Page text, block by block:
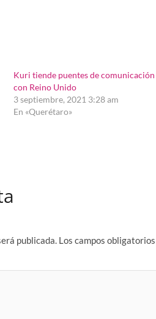
Kuri tiende puentes de comunicación
con Reino Unido
3 septiembre, 2021 3:28 am
En «Querétaro»
publicada. Los campos